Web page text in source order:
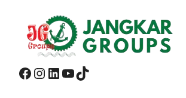
Facebook
Instagram
LinkedIn
YouTube
TikTok